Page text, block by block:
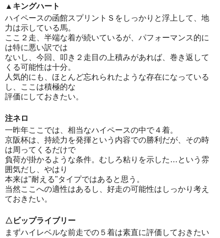
▲キングハート
ハイペースの函館スプリントＳをしっかりと浮上して、地
力は示している馬。
ここ２走、半端な着が続いているが、パフォーマンス的に
は特に悪い訳では
ないし、今回、叩き２走目の上積みがあれば、巻き返して
くる可能性は十分。
人気的にも、ほとんど忘れられたような存在になっている
し、ここは積極的な
評価にしておきたい。
注ネロ
一昨年ここでは、相当なハイペースの中で４着。
京阪杯は、持続力を発揮という内容での勝利だが、その時
は周ってくるだけで
負荷が掛かるような条件。むしろ粘りを示した…という雰
囲気だし、やはり
本来は"耐える"タイプではあると思う。
当然ここへの適性はあるし、好走の可能性はしっかり考え
ておきたい。
△ビップライブリー
まずハイレベルな前走での５着は素直に評価しておきたい